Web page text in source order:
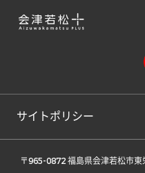
サイトポリシー
〒965-0872 福島県会津若松市